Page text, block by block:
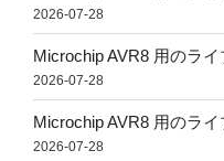
2026-07-28
Microchip AVR8 用のラ
2026-07-28
Microchip AVR8 用のラ
2026-07-28